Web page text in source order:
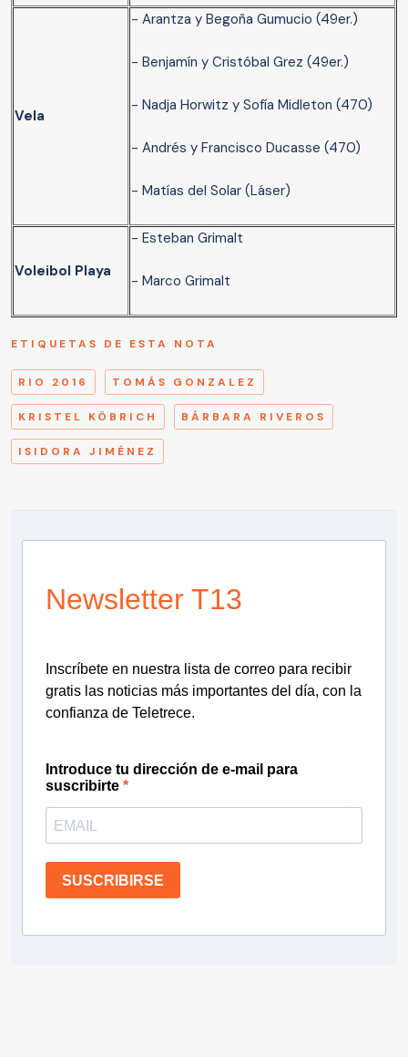
Vela
- Arantza y Begoña Gumucio (49er.)
- Benjamín y Cristóbal Grez (49er.)
- Nadja Horwitz y Sofía Midleton (470)
- Andrés y Francisco Ducasse (470)
- Matías del Solar (Láser)
Voleibol Playa
- Esteban Grimalt
- Marco Grimalt
ETIQUETAS DE ESTA NOTA
RIO 2016 TOMÁS GONZALEZ
KRISTEL KÖBRICH BÁRBARA RIVEROS
ISIDORA JIMÉNEZ
Newsletter T13
Inscríbete en nuestra lista de correo para recibir
gratis las noticias más importantes del día, con la
confianza de Teletrece.
Introduce tu dirección de e-mail para
suscribirte
SUSCRIBIRSE